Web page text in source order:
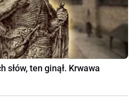
słów, ten ginął. Krwawa